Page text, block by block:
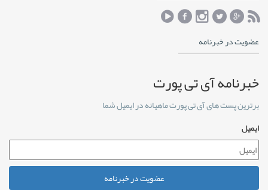
عضویت در خبرنامه
خبرنامه آی تی پورت
برترین پست های آی تی پورت ماهیانه در ایمیل شما
ایمیل
عضویت در خبرنامه